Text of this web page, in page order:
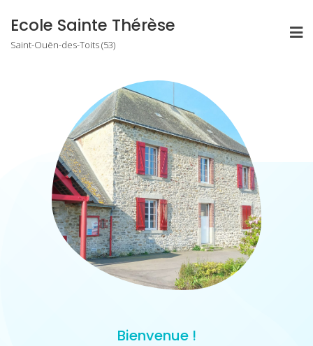
content
Ecole Sainte Thérèse
Saint-Ouën-des-Toits (53)
Bienvenue !